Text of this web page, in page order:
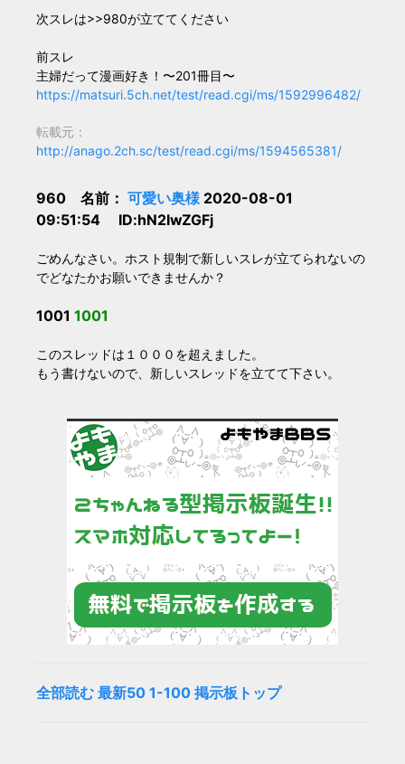
次スレは>>980が立ててください
前スレ
主婦だって漫画好き！〜201冊目〜
https://matsuri.5ch.net/test/read.cgi/ms/1592996482/
転載元：
http://anago.2ch.sc/test/read.cgi/ms/1594565381/
960 名前： 可愛い奥様2020-08-01
09:51:54 ID:hN2IwZGFj
ごめんなさい。ホスト規制で新しいスレが立てられないの
でどなたかお願いできませんか？
1001 1001
このスレッドは１０００を超えました。
もう書けないので、新しいスレッドを立てて下さい。
全部読む 最新50 1-100 掲示板トップ